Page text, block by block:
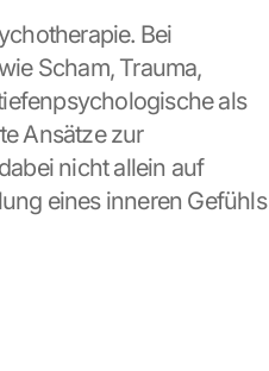
Scham, Trauma,
als
Ansätze zur
nicht allein auf
eines inneren Gefühls